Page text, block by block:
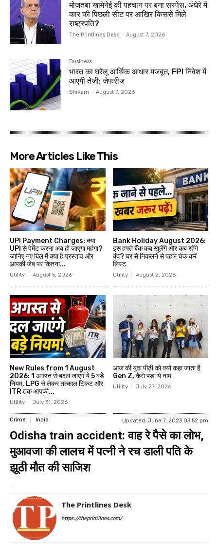
मोजतबा खामेनेई की पहचान पर बना सस्पेंस, अंधेरे में
कार की पिछली सीट पर आखिर किससे मिले
राष्ट्रपति?
The Printlines Desk - August 7, 2026
Business
भारत का घरेलू आर्थिक आधार मजबूत, FPI निवेश में
आएगी तेजी: जेफरीज
Shivam - August 7, 2026
More Articles Like This
UPI Payment Charges: क्या
UPI से पेमेंट करना अब हो जाएगा महंगा?
जानिए नए बिल में क्या है प्रस्ताव और
आपकी जेब पर कितना...
Utility August 5, 2026
Bank Holiday August 2026:
इस हफ्ते बैंक कब खुलेंगे और कब रहेंगे
बंद? घर से निकलने से पहले चेक करें
लिस्ट
Utility August 2, 2026
New Rules from 1 August
2026: 1 अगस्त से बदल जाएंगे ये 5 बड़े
नियम, LPG से लेकर तत्काल टिकट और
ITR तक आपकी...
Utility July 31, 2026
आज की युवा पीढ़ी को क्‍यों कहा जाता है
Gen Z, कैसे पड़ा ये नाम
Utility July 27, 2026